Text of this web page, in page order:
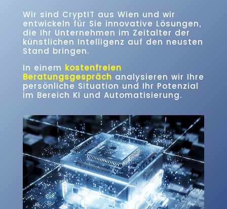
Wir sind CryptIT aus Wien und wir
entwickeln für Sie innovative Lösungen,
die Ihr Unternehmen im Zeitalter der
künstlichen Intelligenz auf den neusten
Stand bringen.
In einem kostenfreien
Beratungsgespräch analysieren wir Ihre
persönliche Situation und Ihr Potenzial
im Bereich KI und Automatisierung.